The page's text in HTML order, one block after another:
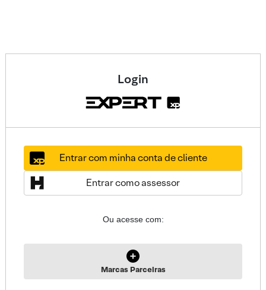
Login
Entrar com minha conta de cliente
Entrar como assessor
Ou acesse com:
Marcas Parceiras